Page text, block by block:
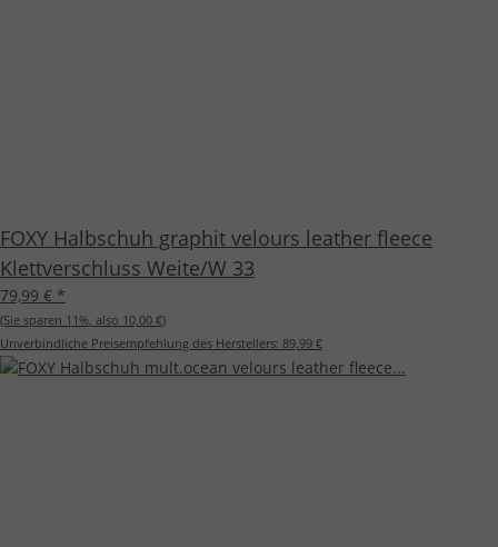
FOXY Halbschuh graphit velours leather fleece
Klettverschluss Weite/W 33
79,99 € *
(Sie sparen 11%, also 10,00 €)
Unverbindliche Preisempfehlung des Herstellers: 89,99 €